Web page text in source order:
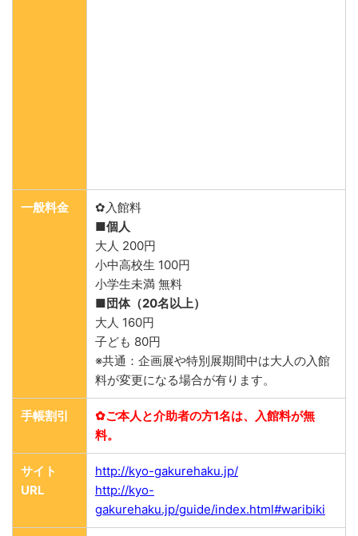
一般料金
✿入館料
■個人
大人 200円
小中高校生 100円
小学生未満 無料
■団体（20名以上）
大人 160円
子ども 80円
※共通：企画展や特別展期間中は大人の入館
料が変更になる場合が有ります。
手帳割引
✿ご本人と介助者の方1名は、入館料が無
料。
サイト
URL
http://kyo-gakurehaku.jp/
http://kyo-
gakurehaku.jp/guide/index.html#waribiki